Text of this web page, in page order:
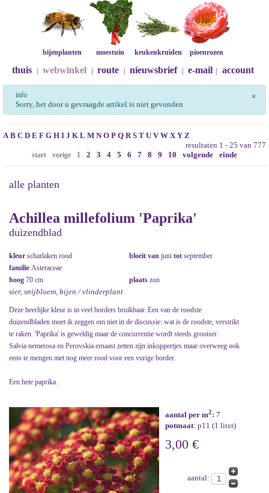
bijenplanten moestuin keukenkruiden pioenrozen
thuis webwinkel route nieuwsbrief e-mail account
×
info
Sorry, het door u gevraagde artikel is niet gevonden
A B C D E F G H I J K L M N O P Q R S T U V W X Y Z
resultaten 1 - 25 van 777
start vorige 1 2 3 4 5 6 7 8 9 10 volgende einde
alle planten
Achillea millefolium 'Paprika'
duizendblad
kleur scharlaken rood bloeit van juni tot september
familie Asteraceae
hoog 70 cm plaats zon
sier, snijbloem, bijen / vlinderplant
Deze heerlijke kleur is in veel borders bruikbaar. Een van de roodste
duizendbladen moet ik zeggen om niet in de discussie: wat is de roodste, verstrikt
te raken. 'Paprika' is geweldig maar de concurrentie wordt steeds grootser.
Salvia nemerosa en Perovskia ernaast zetten zijn inkoppertjes maar overweeg ook
eens te mengen met nog meer rood voor een vurige border.
Een hete paprika.
aantal per m2: 7
potmaat: p11 (1 liter)
3,00 €
aantal: